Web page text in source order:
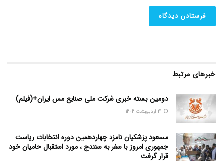
خبرهای مرتبط
دومین بسته خبری شرکت ملی صنایع مس ایران+(فیلم)
مسعود پزشکیان نامزد چهاردهمین دوره انتخابات ریاست
جمهوری امروز با سفر به سنندج ، مورد استقبال حامیان خود
قرار گرفت